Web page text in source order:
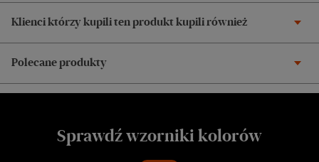
Klienci którzy kupili ten produkt kupili również
Polecane produkty
Sprawdź wzorniki kolorów